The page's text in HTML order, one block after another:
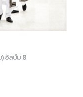
) อัลบั้ม 8